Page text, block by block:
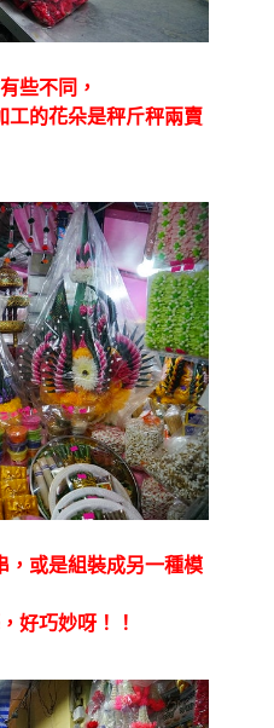
些不同，
工的花朵是秤斤秤兩賣
，或是組裝成另一種模
好巧妙呀！！